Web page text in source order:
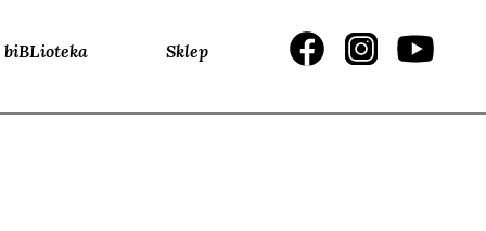
biBLioteka Sklep